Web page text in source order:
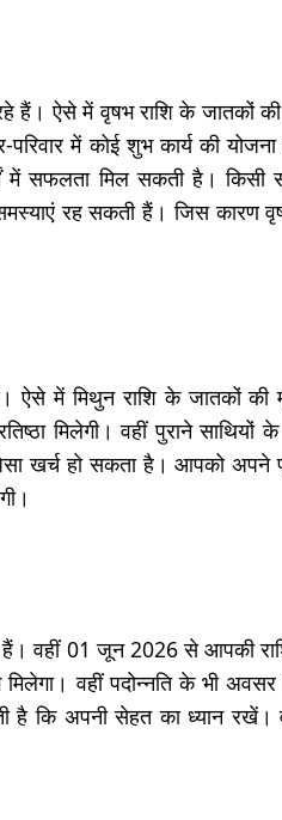
हैं। ऐसे में वृषभ राशि के जातकों
परिवार में कोई शुभ कार्य की
में सफलता मिल सकती है। किसी
समस्याएं रह सकती हैं। जिस कारण
में मिथुन राशि के जातकों की
मिलेगी। वहीं पुराने
खर्च हो सकता है। आपको अपने
वहीं 01 जून 2026 से आपकी
वहीं पदोन्नति के भी
है कि अपनी सेहत का ध्यान रखें।